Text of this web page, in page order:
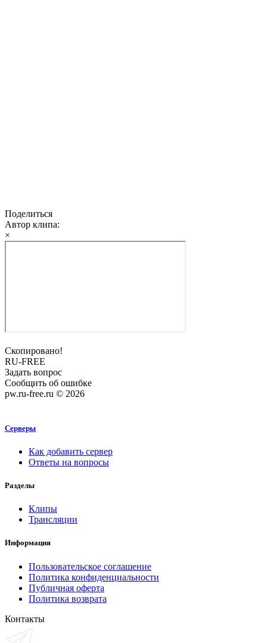
Поделиться
Автор клипа:
×
Скопировано!
RU-FREE
Задать вопрос
Сообщить об ошибке
pw.ru-free.ru © 2026
Серверы
Как добавить сервер
Ответы на вопросы
Разделы
Клипы
Трансляции
Информация
Пользовательское соглашение
Политика конфиденциальности
Публичная оферта
Политика возврата
Контакты